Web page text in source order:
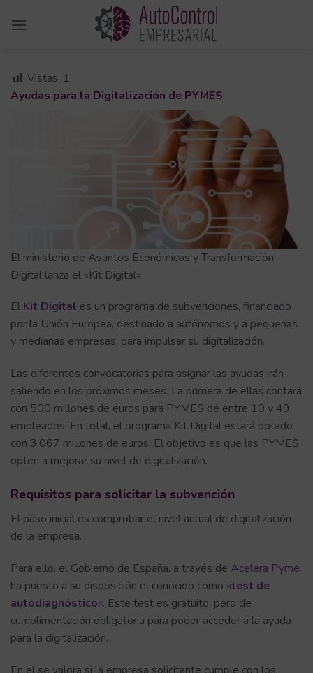
Vistas: 1
Ayudas para la Digitalización de PYMES
El ministerio de Asuntos Económicos y Transformación
Digital lanza el «Kit Digital»
El Kit Digital es un programa de subvenciones, financiado
por la Unión Europea, destinado a autónomos y a pequeñas
y medianas empresas, para impulsar su digitalización.
Las diferentes convocatorias para asignar las ayudas irán
saliendo en los próximos meses. La primera de ellas contará
con 500 millones de euros para PYMES de entre 10 y 49
empleados. En total, el programa Kit Digital estará dotado
con 3.067 millones de euros. El objetivo es que las PYMES
opten a mejorar su nivel de digitalización.
Requisitos para solicitar la subvención
El paso inicial es comprobar el nivel actual de digitalización
de la empresa.
Para ello, el Gobierno de España, a través de Acelera Pyme,
ha puesto a su disposición el conocido como «test de
autodiagnóstico«. Este test es gratuito, pero de
cumplimentación obligatoria para poder acceder a la ayuda
para la digitalización.
En el se valora si la empresa solicitante cumple con los